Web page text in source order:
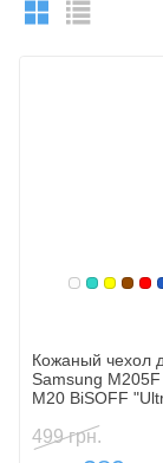
Белый
Кожаный чехол
Samsung
M20 BiSOFF
499 грн.